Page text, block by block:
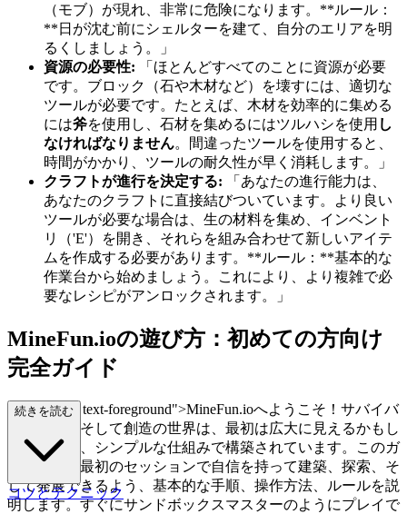
（モブ）が現れ、非常に危険になります。**ルール：
**日が沈む前にシェルターを建て、自分のエリアを明
るくしましょう。」
資源の必要性: 「ほとんどすべてのことに資源が必要
です。ブロック（石や木材など）を壊すには、適切な
ツールが必要です。たとえば、木材を効率的に集める
には斧を使用し、石材を集めるにはツルハシを使用 し
なければなりません。間違ったツールを使用すると、
時間がかかり、ツールの耐久性が早く消耗します。」
クラフトが進行を決定する: 「あなたの進行能力は、
あなたのクラフトに直接結びついています。より良い
ツールが必要な場合は、生の材料を集め、インベント
リ（'E'）を開き、それらを組み合わせて新しいアイテ
ムを作成する必要があります。**ルール：**基本的な
作業台から始めましょう。これにより、より複雑で必
要なレシピがアンロックされます。」
MineFun.ioの遊び方：初めての方向け
完全ガイド
class="mb-4 text-foreground">MineFun.ioへようこそ！サバイバ
ル、冒険、そして創造の世界は、最初は広大に見えるかもし
れませんが、シンプルな仕組みで構築されています。このガ
イドでは、最初のセッションで自信を持って建築、探索、そ
して発展できるよう、基本的な手順、操作方法、ルールを説
明します。すぐにサンドボックスマスターのようにプレイで
続きを読む
コツとテクニック